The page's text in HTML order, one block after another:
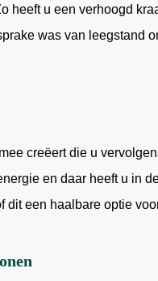
heeft u een verhoogd
was van leegstand
creëert die u
en daar heeft u in
dit een haalbare optie